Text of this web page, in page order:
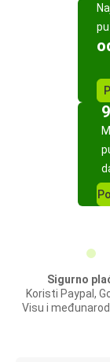
9
Sigurno
Koristi Paypal,
Visu i